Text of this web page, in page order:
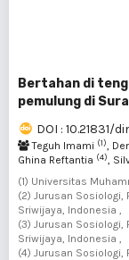
Bertahan di
pemulung di
DOI : 10.21831/
Teguh Imami (1),
Ghina Reftantia (4),
(1) Universitas
(2) Jurusan
Sriwijaya, Indonesia ,
(3) Jurusan
Sriwijaya, Indonesia ,
(4) Jurusan